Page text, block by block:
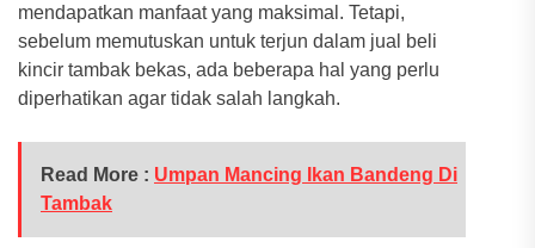
mendapatkan manfaat yang maksimal. Tetapi,
sebelum memutuskan untuk terjun dalam jual beli
kincir tambak bekas, ada beberapa hal yang perlu
diperhatikan agar tidak salah langkah.
Read More : Umpan Mancing Ikan Bandeng Di
Tambak